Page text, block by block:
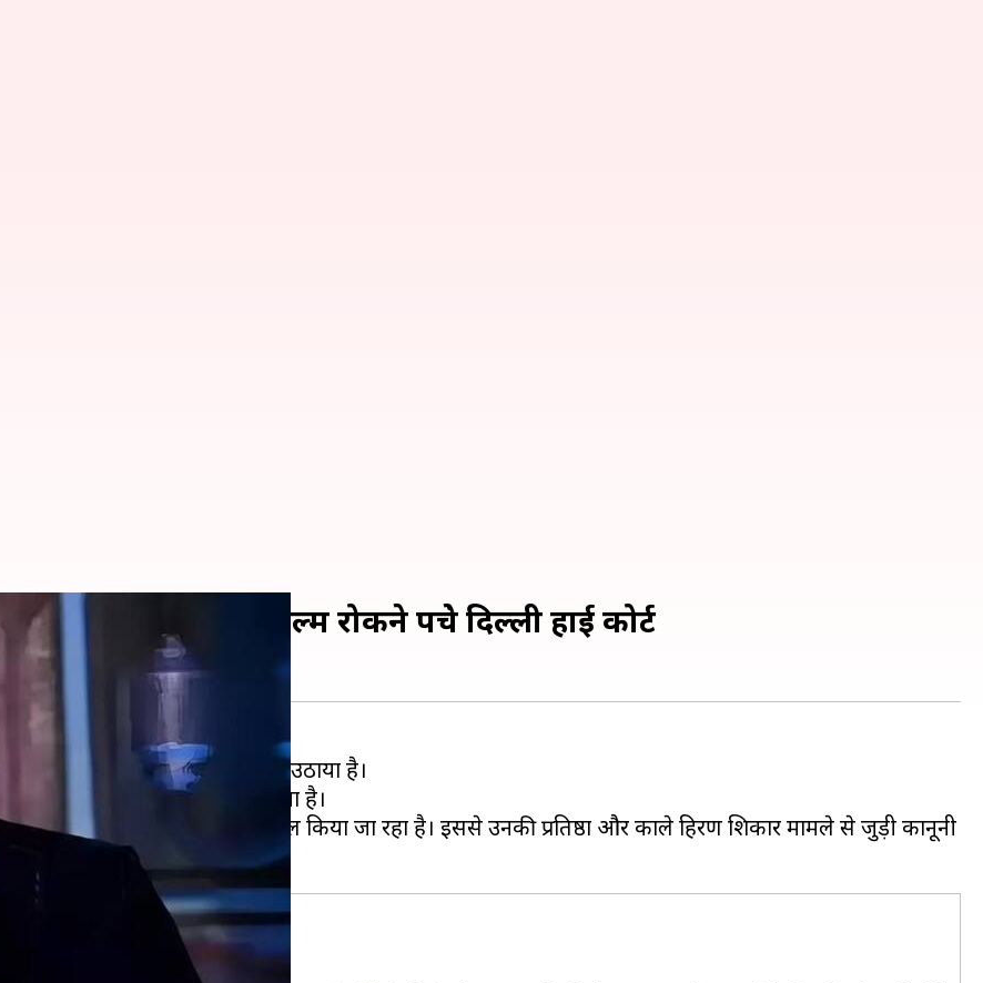
सलमान खान फिल्म रोकने पहुंचे दिल्ली हाई कोर्ट
ने बड़ा कानूनी कदम उठाया है।
का दरवाजा खटखटाया है।
और नाम का गलत इस्तेमाल किया जा रहा है। इससे उनकी प्रतिष्ठा और काले हिरण शिकार मामले से जुड़ी कानूनी